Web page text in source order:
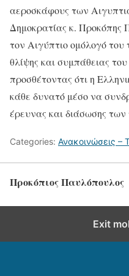
αεροσκάφους των
Δημοκρατίας κ. Προκόπης
τον Αιγύπτιο ομόλογό
θλίψης και συμπάθειας
προσθέτοντας ότι η
κάθε δυνατό μέσο να
έρευνας και διάσωσης
Categories: Ανακοινώσεις –
Προκόπιος Παυλόπουλος
Exit